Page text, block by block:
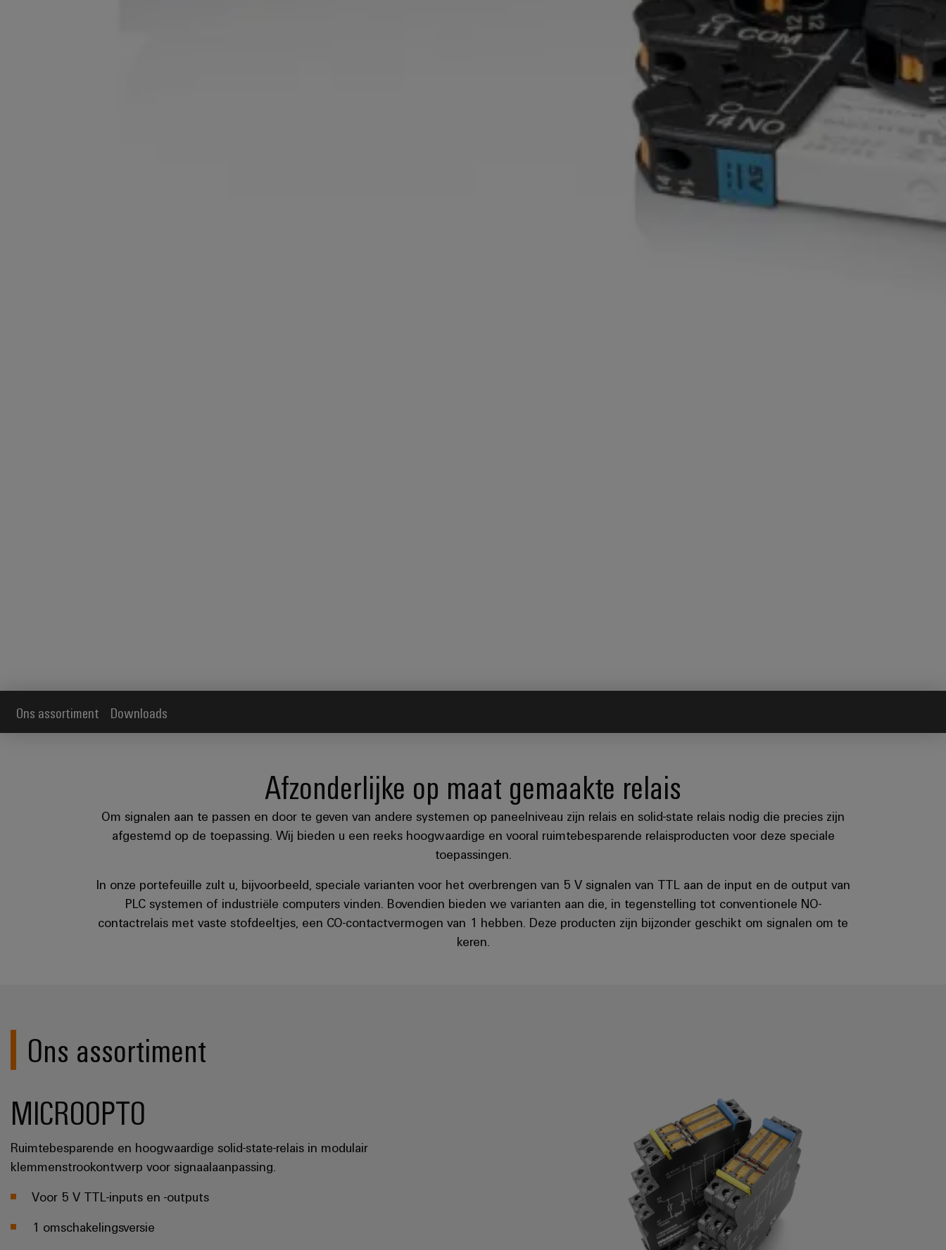
Ons assortiment Downloads
Afzonderlijke op maat gemaakte relais
Om signalen aan te passen en door te geven van andere systemen op paneelniveau zijn relais en solid-state relais nodig die precies zijn
afgestemd op de toepassing. Wij bieden u een reeks hoogwaardige en vooral ruimtebesparende relaisproducten voor deze speciale
toepassingen.
In onze portefeuille zult u, bijvoorbeeld, speciale varianten voor het overbrengen van 5 V signalen van TTL aan de input en de output van
PLC systemen of industriële computers vinden. Bovendien bieden we varianten aan die, in tegenstelling tot conventionele NO-
contactrelais met vaste stofdeeltjes, een CO-contactvermogen van 1 hebben. Deze producten zijn bijzonder geschikt om signalen om te
keren.
Ons assortiment
MICROOPTO
Ruimtebesparende en hoogwaardige solid-state-relais in modulair
klemmenstrookontwerp voor signaalaanpassing.
Voor 5 V TTL-inputs en -outputs
1 omschakelingsversie